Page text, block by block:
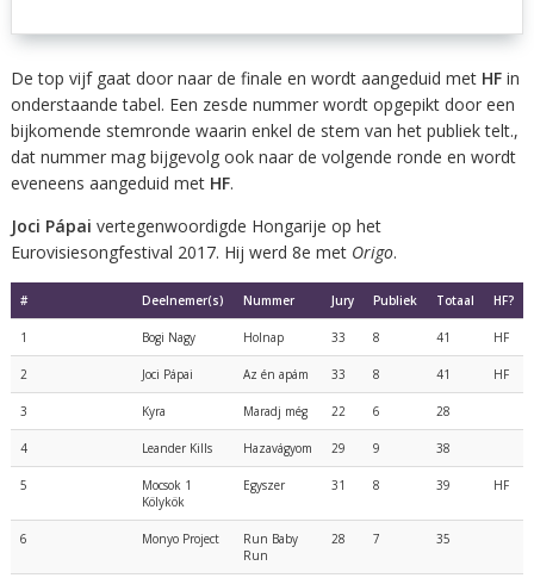
De top vijf gaat door naar de finale en wordt aangeduid met HF in
onderstaande tabel. Een zesde nummer wordt opgepikt door een
bijkomende stemronde waarin enkel de stem van het publiek telt.,
dat nummer mag bijgevolg ook naar de volgende ronde en wordt
eveneens aangeduid met HF.
Joci Pápai vertegenwoordigde Hongarije op het
Eurovisiesongfestival 2017. Hij werd 8e met Origo.
# Deelnemer(s) Nummer Jury Publiek Totaal HF?
1 Bogi Nagy Holnap 33 8 41 HF
2 Joci Pápai Az én apám 33 8 41 HF
3 Kyra Maradj még 22 6 28
4 Leander Kills Hazavágyom 29 9 38
5
Mocsok 1
Kölykök
Egyszer 31 8 39 HF
6 Monyo Project
Run Baby
Run
28 7 35